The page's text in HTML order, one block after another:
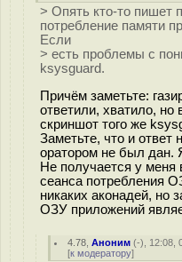
> Опять кто-то пишет
потребление памяти
Если
> есть проблемы с
ksysguard.
Причём заметьте:
ответили, хватило, но
скриншот того же
Заметьте, что и
оратором не был дан.
Не получается у меня
сеанса потребления
никаких аконадей, но
ОЗУ приложений
4.78 ,Аноним (-), 12:08,
[к модератору]